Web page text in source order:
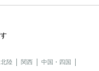
陸 関西
中国・四国